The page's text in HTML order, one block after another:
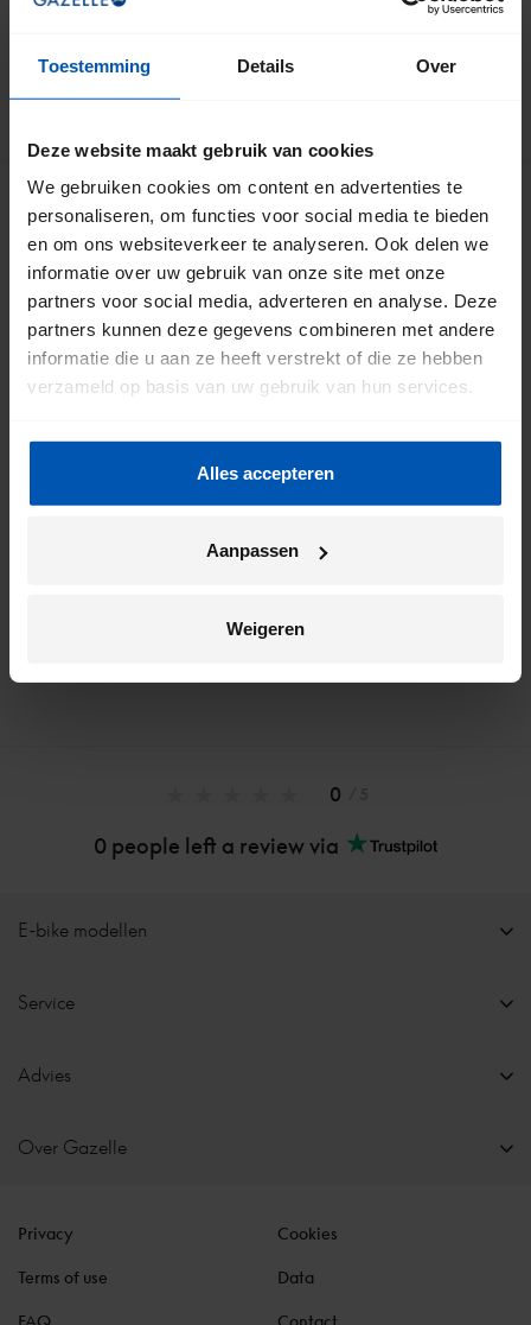
Toestemming Details Over
Deze website maakt gebruik van cookies
We gebruiken cookies om content en advertenties te
personaliseren, om functies voor social media te bieden
en om ons websiteverkeer te analyseren. Ook delen we
informatie over uw gebruik van onze site met onze
partners voor social media, adverteren en analyse. Deze
partners kunnen deze gegevens combineren met andere
informatie die u aan ze heeft verstrekt of die ze hebben
verzameld op basis van uw gebruik van hun services.
Alles accepteren
Aanpassen
Weigeren
0
0 people left a review via
Meld je aan voor onze nieuwsbrief
Door mij aan te melden ga ik akkoord met het
privacybeleidvan Gazelle.*
E-bike modellen
Service
Advies
Over Gazelle
Privacy Cookies
Terms of use Data